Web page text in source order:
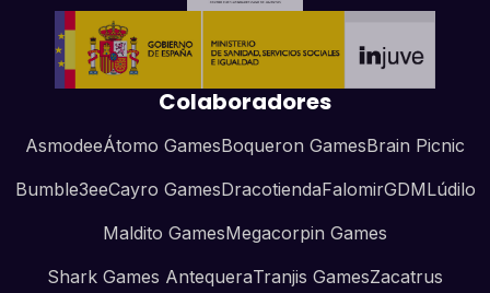
Colaboradores
AsmodeeÁtomo GamesBoqueron GamesBrain Picnic
Bumble3eeCayro GamesDracotiendaFalomirGDMLúdilo
Maldito GamesMegacorpin Games
Shark Games AntequeraTranjis GamesZacatrus